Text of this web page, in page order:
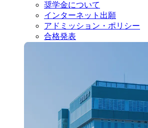
奨学金について
インターネット出願
アドミッション・ポリシー
合格発表